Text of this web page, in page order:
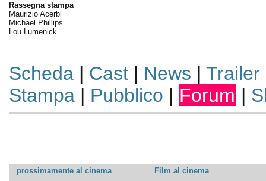
Rassegna stampa
Maurizio Acerbi
Michael Phillips
Lou Lumenick
Scheda| Cast| News | Trailer
Stampa| Pubblico | Forum |
prossimamente al cinema
Film al cinema